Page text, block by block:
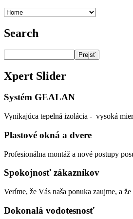
Search
Prejsť
Xpert Slider
Systém GEALAN
Vynikajúca tepelná izolácia - vysoká
Plastové okná a dvere
Profesionálna montáž a nové postupy
Spokojnosť zákazníkov
Veríme, že Vás naša ponuka zaujme, a
Dokonalá vodotesnosť